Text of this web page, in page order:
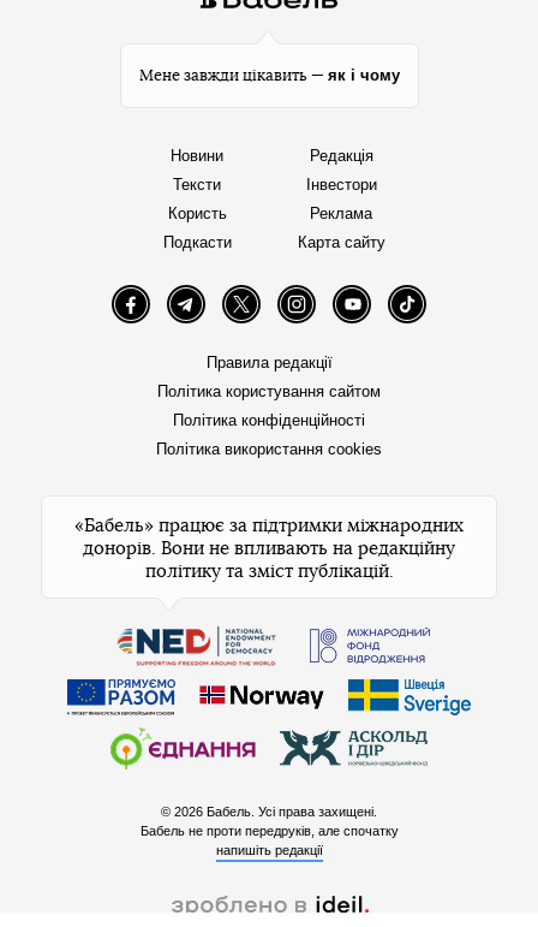
Мене завжди цікавить — як і чому
Новини
Тексти
Користь
Подкасти
Редакція
Інвестори
Реклама
Карта сайту
FacebookTelegramTwitter InstagramYouTube TikTok
Правила редакції
Політика користування сайтом
Політика конфіденційності
Політика використання cookies
«Бабель» працює за підтримки міжнародних
донорів. Вони не впливають на редакційну
політику та зміст публікацій.
© 2026 Бабель. Усі права захищені.
Бабель не проти передруків, але спочатку
напишіть редакції